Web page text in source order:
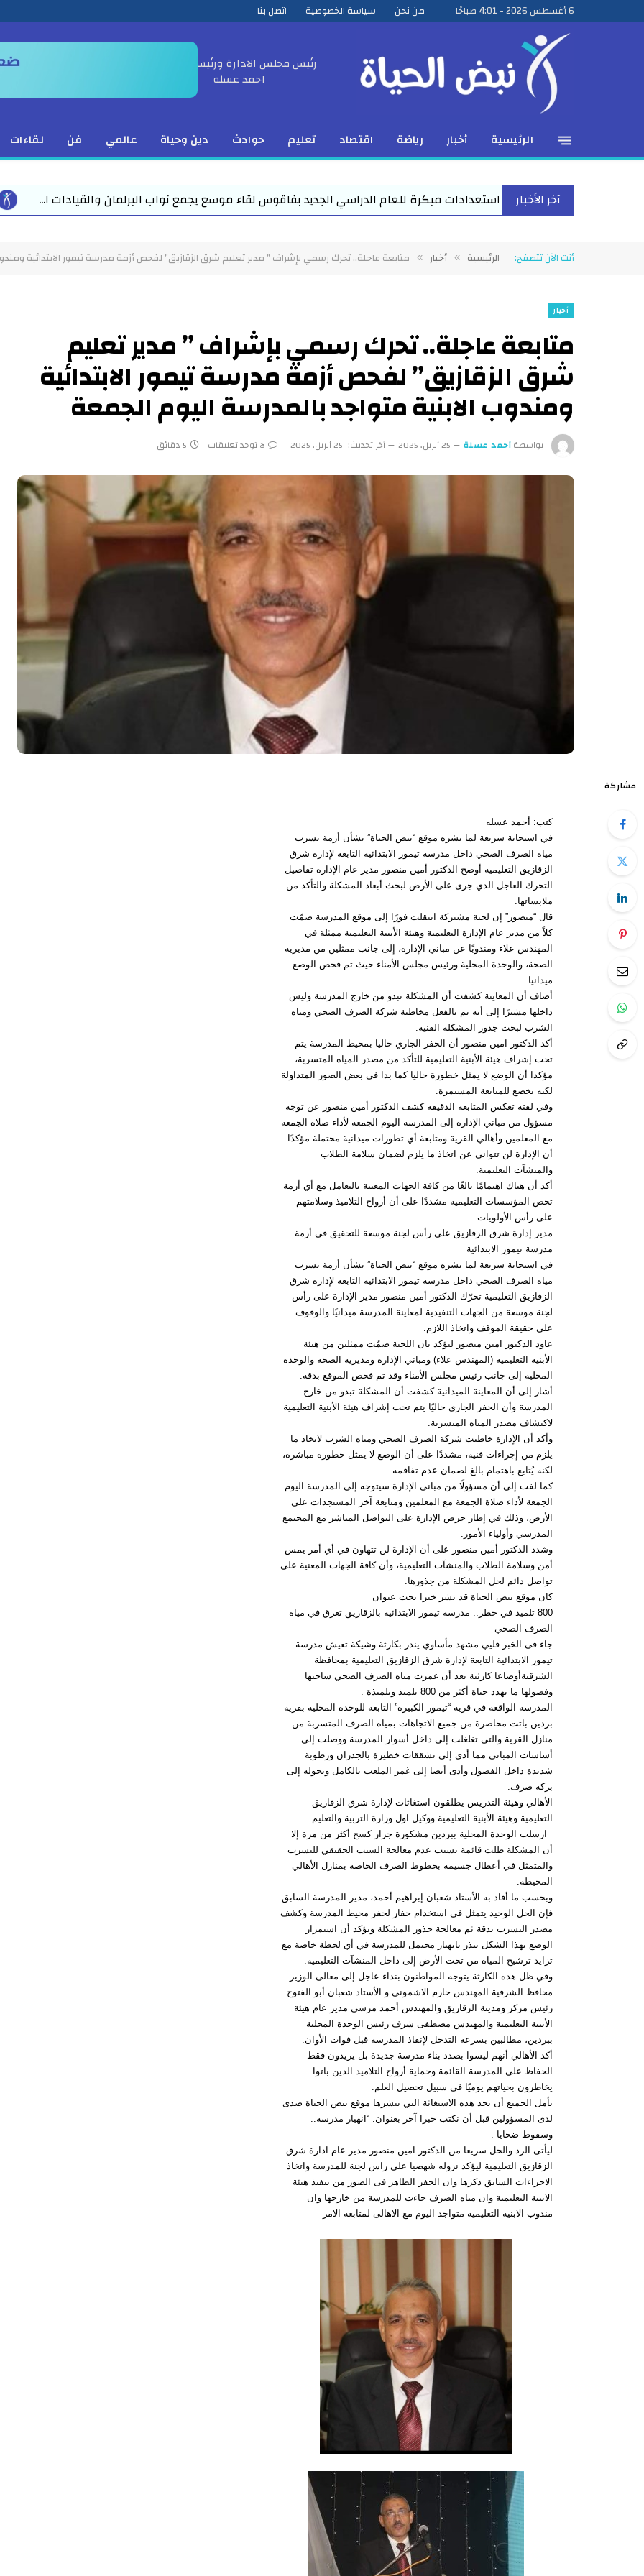
6 أغسطس 2026 - 4:01 صباحًا من نحن سياسة الخصوصية اتصل بنا
رئيس مجلس الادارة ورئيس التحرير
احمد عسله
الرئيسية أخبار رياضة اقتصاد تعليم حوادث دين وحياة عالمي فن لقاءات
آخر الأخبار
مبكرة للعام الدراسي الجديد بفاقوس لقاء موسع يجمع نواب البرلمان والقيادات ا... في لفتة حضارية راقية
أنت الآن تتصفح: الرئيسية » أخبار » متابعة عاجلة.. تحرك رسمي بإشراف ” مدير تعليم شرق الزقازيق” لفحص أزمة مدرسة تيمور الابتدائية
أخبار
متابعة عاجلة.. تحرك رسمي بإشراف ” مدير تعليم
شرق الزقازيق” لفحص أزمة مدرسة تيمور الابتدائية
ومندوب الابنية متواجد بالمدرسة اليوم الجمعة
بواسطةأحمد عسلة 25 أبريل، 2025 آخر تحديث: 25 أبريل، 2025 لا توجد تعليقات 5 دقائق
مشاركة
كتب: أحمد عسله
في استجابة سريعة لما نشره موقع “نبض الحياة” بشأن أزمة تسرب
مياه الصرف الصحي داخل مدرسة تيمور الابتدائية التابعة لإدارة شرق
الزقازيق التعليمية أوضح الدكتور أمين منصور مدير عام الإدارة تفاصيل
التحرك العاجل الذي جرى على الأرض لبحث أبعاد المشكلة والتأكد من
ملابساتها.
قال “منصور” إن لجنة مشتركة انتقلت فورًا إلى موقع المدرسة ضمّت
كلاً من مدير عام الإدارة التعليمية وهيئة الأبنية التعليمية ممثلة في
المهندس علاء ومندوبًا عن مباني الإدارة، إلى جانب ممثلين من مديرية
الصحة، والوحدة المحلية ورئيس مجلس الأمناء حيث تم فحص الوضع
ميدانيا.
أضاف أن المعاينة كشفت أن المشكلة تبدو من خارج المدرسة وليس
داخلها مشيرًا إلى أنه تم بالفعل مخاطبة شركة الصرف الصحي ومياه
الشرب لبحث جذور المشكلة الفنية.
أكد الدكتور امين منصور أن الحفر الجاري حاليا بمحيط المدرسة يتم
تحت إشراف هيئة الأبنية التعليمية للتأكد من مصدر المياه المتسربة،
مؤكدا أن الوضع لا يمثل خطورة حاليا كما بدا في بعض الصور المتداولة
لكنه يخضع للمتابعة المستمرة.
وفي لفتة تعكس المتابعة الدقيقة كشف الدكتور أمين منصور عن توجه
مسؤول من مباني الإدارة إلى المدرسة اليوم الجمعة لأداء صلاة الجمعة
مع المعلمين وأهالي القرية ومتابعة أي تطورات ميدانية محتملة مؤكدًا
أن الإدارة لن تتوانى عن اتخاذ ما يلزم لضمان سلامة الطلاب
والمنشآت التعليمية.
أكد أن هناك اهتمامًا بالغًا من كافة الجهات المعنية بالتعامل مع أي أزمة
تخص المؤسسات التعليمية مشددًا على أن أرواح التلاميذ وسلامتهم
على رأس الأولويات.
مدير إدارة شرق الزقازيق على رأس لجنة موسعة للتحقيق في أزمة
مدرسة تيمور الابتدائية
في استجابة سريعة لما نشره موقع “نبض الحياة” بشأن أزمة تسرب
مياه الصرف الصحي داخل مدرسة تيمور الابتدائية التابعة لإدارة شرق
الزقازيق التعليمية تحرّك الدكتور أمين منصور مدير الإدارة على رأس
لجنة موسعة من الجهات التنفيذية لمعاينة المدرسة ميدانيًا والوقوف
على حقيقة الموقف واتخاذ اللازم.
عاود الدكتور امين منصور ليؤكد بان اللجنة ضمّت ممثلين من هيئة
الأبنية التعليمية (المهندس علاء) ومباني الإدارة ومديرية الصحة والوحدة
المحلية إلى جانب رئيس مجلس الأمناء وقد تم فحص الموقع بدقة.
أشار إلى أن المعاينة الميدانية كشفت أن المشكلة تبدو من خارج
المدرسة وأن الحفر الجاري حاليًا يتم تحت إشراف هيئة الأبنية التعليمية
لاكتشاف مصدر المياه المتسربة.
وأكد أن الإدارة خاطبت شركة الصرف الصحي ومياه الشرب لاتخاذ ما
يلزم من إجراءات فنية، مشددًا على أن الوضع لا يمثل خطورة مباشرة،
لكنه يُتابع باهتمام بالغ لضمان عدم تفاقمه.
كما لفت إلى أن مسؤولًا من مباني الإدارة سيتوجه إلى المدرسة اليوم
الجمعة لأداء صلاة الجمعة مع المعلمين ومتابعة آخر المستجدات على
الأرض، وذلك في إطار حرص الإدارة على التواصل المباشر مع المجتمع
المدرسي وأولياء الأمور.
وشدد الدكتور أمين منصور على أن الإدارة لن تتهاون في أي أمر يمس
أمن وسلامة الطلاب والمنشآت التعليمية، وأن كافة الجهات المعنية على
تواصل دائم لحل المشكلة من جذورها.
كان موقع نبض الحياة قد نشر خبرا تحت عنوان
800 تلميذ في خطر.. مدرسة تيمور الابتدائية بالزقازيق تغرق في مياه
الصرف الصحي
جاء فى الخبر فليي مشهد مأساوي ينذر بكارثة وشيكة تعيش مدرسة
تيمور الابتدائية التابعة لإدارة شرق الزقازيق التعليمية بمحافظة
الشرقيةأوضاعا كارثية بعد أن غمرت مياه الصرف الصحي ساحتها
وفصولها ما يهدد حياة أكثر من 800 تلميذ وتلميذة .
المدرسة الواقعة في قرية “تيمور الكبيرة” التابعة للوحدة المحلية بقرية
بردين باتت محاصرة من جميع الاتجاهات بمياه الصرف المتسربة من
منازل القرية والتي تغلغلت إلى داخل أسوار المدرسة ووصلت إلى
أساسات المباني مما أدى إلى تشققات خطيرة بالجدران ورطوبة
شديدة داخل الفصول وأدى أيضا إلى غمر الملعب بالكامل وتحوله إلى
بركة صرف.
الأهالي وهيئة التدريس يطلقون استغاثات لإدارة شرق الزقازيق
التعليمية وهيئة الأبنية التعليمية ووكيل اول وزارة التربية والتعليم..
ارسلت الوحدة المحلية ببردين مشكورة جرار كسح أكثر من مرة إلا
أن المشكلة ظلت قائمة بسبب عدم معالجة السبب الحقيقي للتسرب
والمتمثل في أعطال جسيمة بخطوط الصرف الخاصة بمنازل الأهالي
المحيطة.
وبحسب ما أفاد به الأستاذ شعبان إبراهيم أحمد، مدير المدرسة السابق
فإن الحل الوحيد يتمثل في استخدام حفار لحفر محيط المدرسة وكشف
مصدر التسرب بدقة ثم معالجة جذور المشكلة ويؤكد أن استمرار
الوضع بهذا الشكل ينذر بانهيار محتمل للمدرسة في أي لحظة خاصة مع
تزايد ترشيح المياه من تحت الأرض إلى داخل المنشآت التعليمية.
وفي ظل هذه الكارثة يتوجه المواطنون بنداء عاجل إلى معالى الوزير
محافظ الشرقية المهندس حازم الاشمونى و الأستاذ شعبان أبو الفتوح
رئيس مركز ومدينة الزقازيق والمهندس أحمد مرسي مدير عام هيئة
الأبنية التعليمية والمهندس مصطفى شرف رئيس الوحدة المحلية
ببردين، مطالبين بسرعة التدخل لإنقاذ المدرسة قبل فوات الأوان.
أكد الأهالي أنهم ليسوا بصدد بناء مدرسة جديدة بل يريدون فقط
الحفاظ على المدرسة القائمة وحماية أرواح التلاميذ الذين باتوا
يخاطرون بحياتهم يوميًا في سبيل تحصيل العلم.
يأمل الجميع أن تجد هذه الاستغاثة التي ينشرها موقع نبض الحياة صدى
لدى المسؤولين قبل أن نكتب خبرا آخر بعنوان: “انهيار مدرسة..
وسقوط ضحايا .
ليأتى الرد والحل سريعا من الدكتور امين منصور مدير عام ادارة شرق
الزقازيق التعليمية ليؤكد نزوله شهصيا على راس لجنة للمدرسة واتخاذ
الاجراءات السابق ذكرها وان الحفر الظاهر فى الصور من تنفيذ هيئة
الابنية التعليمية وان مياه الصرف جاءت للمدرسة من خارجها وان
مندوب الابنية التعليمية متواجد اليوم مع الاهالى لمتابعة الامر